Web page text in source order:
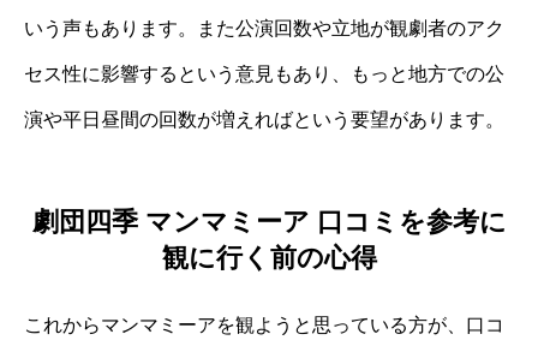
いう声もあります。また公演回数や立地が観劇者のアク
セス性に影響するという意見もあり、もっと地方での公
演や平日昼間の回数が増えればという要望があります。
劇団四季 マンマミーア 口コミを参考に
観に行く前の心得
これからマンマミーアを観ようと思っている方が、口コ